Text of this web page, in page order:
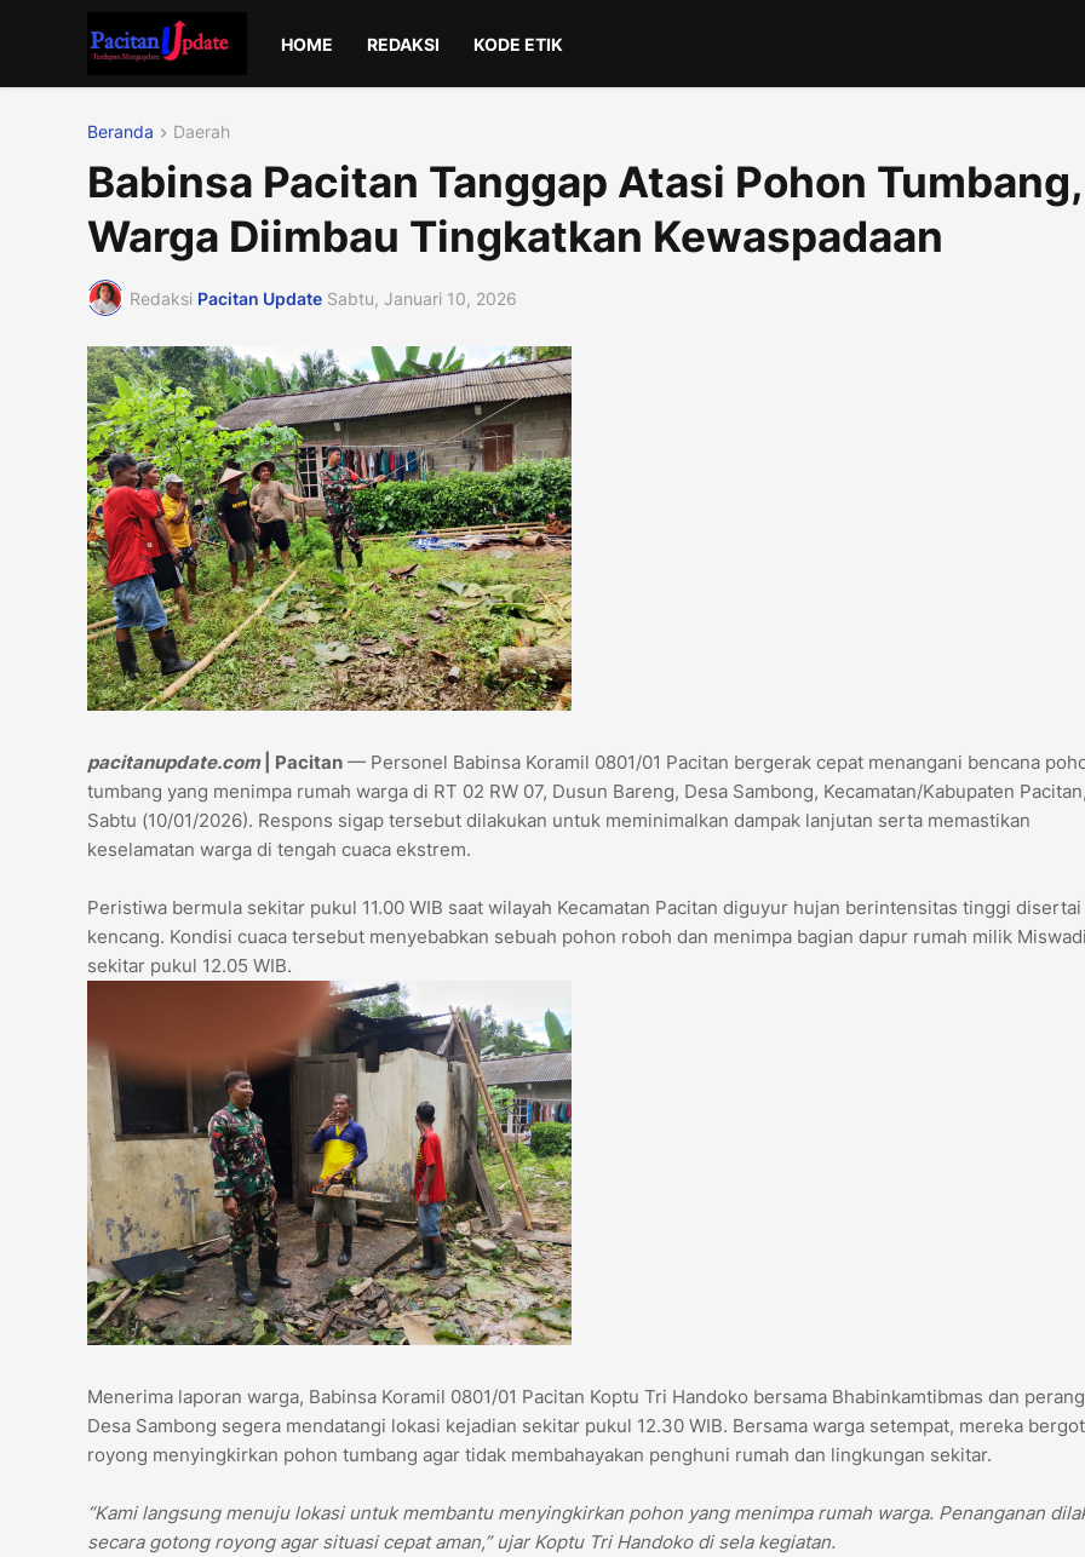
HOME REDAKSI KODE ETIK
Beranda Daerah
Babinsa Pacitan Tanggap Atasi Pohon Tumbang,
Warga Diimbau Tingkatkan Kewaspadaan
Redaksi Pacitan Update Sabtu, Januari 10, 2026
pacitanupdate.com | Pacitan — Personel Babinsa Koramil 0801/01 Pacitan bergerak cepat menangani bencana
tumbang yang menimpa rumah warga di RT 02 RW 07, Dusun Bareng, Desa Sambong, Kecamatan/Kabupaten Pacitan,
Sabtu (10/01/2026). Respons sigap tersebut dilakukan untuk meminimalkan dampak lanjutan serta memastikan
keselamatan warga di tengah cuaca ekstrem.
Peristiwa bermula sekitar pukul 11.00 WIB saat wilayah Kecamatan Pacitan diguyur hujan berintensitas tinggi disertai
kencang. Kondisi cuaca tersebut menyebabkan sebuah pohon roboh dan menimpa bagian dapur rumah milik
sekitar pukul 12.05 WIB.
Menerima laporan warga, Babinsa Koramil 0801/01 Pacitan Koptu Tri Handoko bersama Bhabinkamtibmas dan
Desa Sambong segera mendatangi lokasi kejadian sekitar pukul 12.30 WIB. Bersama warga setempat, mereka
royong menyingkirkan pohon tumbang agar tidak membahayakan penghuni rumah dan lingkungan sekitar.
“Kami langsung menuju lokasi untuk membantu menyingkirkan pohon yang menimpa rumah warga. Penanganan
secara gotong royong agar situasi cepat aman,” ujar Koptu Tri Handoko di sela kegiatan.